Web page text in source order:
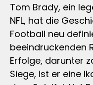
Tom Brady, ein
NFL, hat die
Football neu
beeindruckenden
Erfolge, darunter
Siege, ist er eine